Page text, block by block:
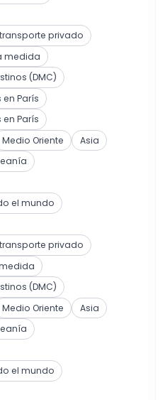
privado
medida
(DMC)
París
París
Medio Oriente
Asia
el mundo
privado
(DMC)
Medio Oriente
Asia
el mundo